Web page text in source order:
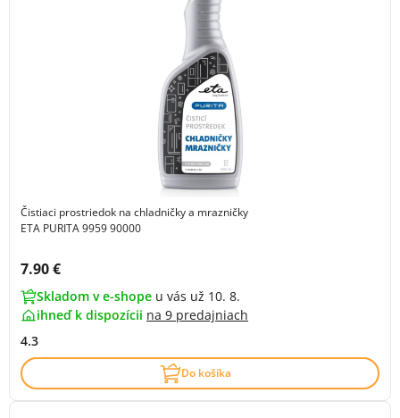
Čistiaci prostriedok na chladničky a mrazničky
ETA PURITA 9959 90000
Cena s DPH:
7.90 €
Skladom v e-shope u vás už 10. 8.
ihneď k dispozícii na 9 predajniach
4.3
Do košíka